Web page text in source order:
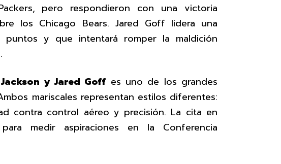
pero respondieron con una victoria
los Chicago Bears. Jared Goff lidera una
puntos y que intentará romper la maldición
y Jared Goff es uno de los grandes
mariscales representan estilos diferentes:
contra control aéreo y precisión. La cita en
medir aspiraciones en la Conferencia